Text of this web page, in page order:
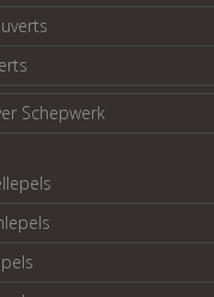
Schepwerk